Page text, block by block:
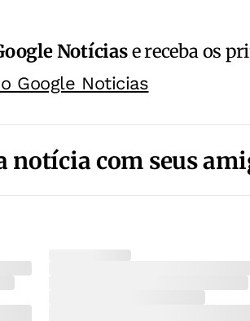
Notíciase receba os
Google Noticias
notícia com seus